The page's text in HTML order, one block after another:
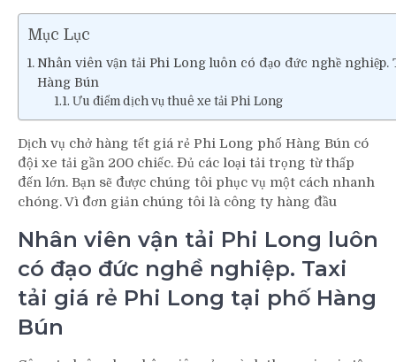
Mục Lục
Nhân viên vận tải Phi Long luôn có đạo đức nghề nghiệp.
Hàng Bún
Ưu điểm dịch vụ thuê xe tải Phi Long
Dịch vụ chở hàng tết giá rẻ Phi Long phố Hàng Bún có
đội xe tải gần 200 chiếc. Đủ các loại tải trọng từ thấp
đến lớn. Bạn sẽ được chúng tôi phục vụ một cách nhanh
chóng. Vì đơn giản chúng tôi là công ty hàng đầu
Nhân viên vận tải Phi Long luôn
có đạo đức nghề nghiệp. Taxi
tải giá rẻ Phi Long tại phố Hàng
Bún